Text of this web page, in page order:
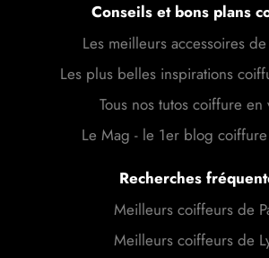
Conseils et bons plans
Les meilleurs accessoires
Les plus belles inspirations
Tous nos tutos coiffure en
Le Mag - le 1er blog
Recherches
Meilleurs coiffeurs de
Meilleurs coiffeurs de